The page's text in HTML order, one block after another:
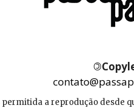
©
permitida a reprodução desde